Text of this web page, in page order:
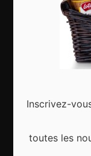
Articles
Inscrivez-
toutes les